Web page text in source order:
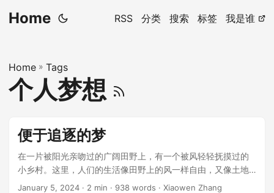
Home RSS 分类 搜索 标签 我是谁
Home » Tags
个人梦想
便于追逐的梦
在一片被阳光亲吻过的广阔田野上，有一个被风轻轻抚摸过的
小乡村。这里，人们的生活像田野上的风一样自由，又像土地
一样深沉。在这个故事中，我们要讲述的是一个关于梦与现实
January 5, 2024 · 2 min · 938 words · Xiaowen Zhang